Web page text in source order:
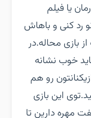
یا فیلم
رد کنی و باهاش
بازی محاله.‏در
خوب نشانه
رو هم
این بازی
هفت مهره دارین تا